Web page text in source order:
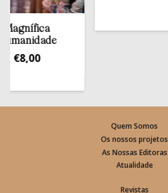
8,00
Quem Somos
Os nossos projetos
As Nossas Editoras
Atualidade
Revistas